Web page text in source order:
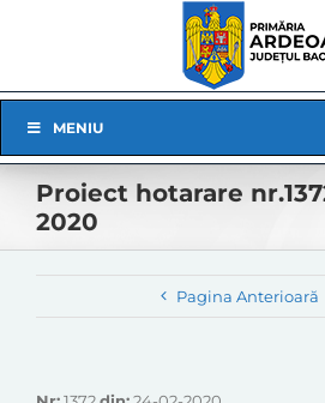
Navigation
MENIU
Proiect hotarare
2020
Pagina Anterioară